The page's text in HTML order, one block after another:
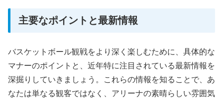
主要なポイントと最新情報
バスケットボール観戦をより深く楽しむために、具体的な
マナーのポイントと、近年特に注目されている最新情報を
深掘りしていきましょう。これらの情報を知ることで、あ
なたは単なる観客ではなく、アリーナの素晴らしい雰囲気